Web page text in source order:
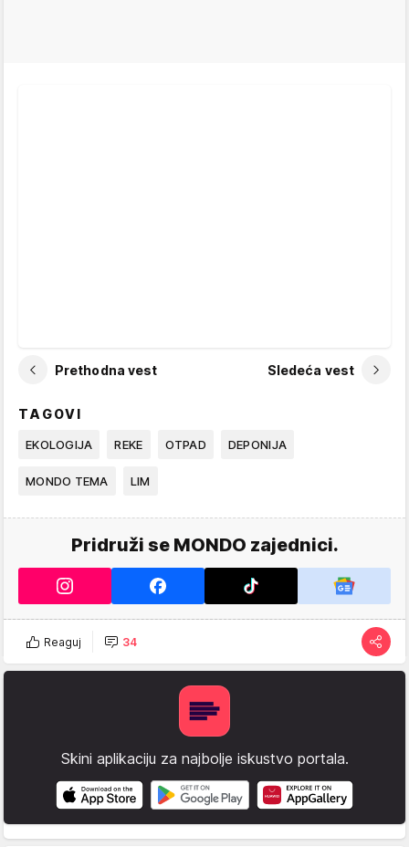
Prethodna vest Sledeća vest
TAGOVI
EKOLOGIJA REKE OTPAD DEPONIJA
MONDO TEMA LIM
Pridruži se MONDO zajednici.
Reaguj 34
Skini aplikaciju za najbolje iskustvo portala.